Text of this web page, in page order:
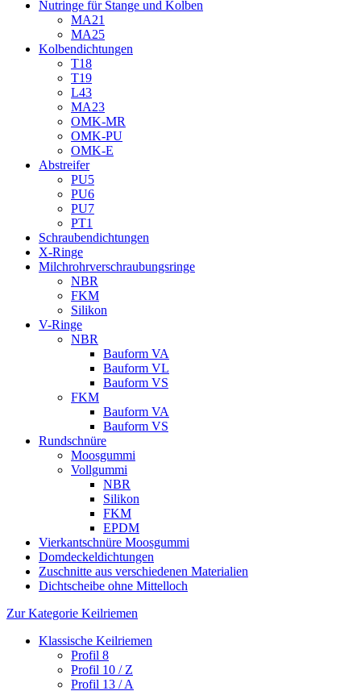
Nutringe für Stange und Kolben
MA21
MA25
Kolbendichtungen
T18
T19
L43
MA23
OMK-MR
OMK-PU
OMK-E
Abstreifer
PU5
PU6
PU7
PT1
Schraubendichtungen
X-Ringe
Milchrohrverschraubungsringe
NBR
FKM
Silikon
V-Ringe
NBR
Bauform VA
Bauform VL
Bauform VS
FKM
Bauform VA
Bauform VS
Rundschnüre
Moosgummi
Vollgummi
NBR
Silikon
FKM
EPDM
Vierkantschnüre Moosgummi
Domdeckeldichtungen
Zuschnitte aus verschiedenen Materialien
Dichtscheibe ohne Mittelloch
Zur Kategorie Keilriemen
Klassische Keilriemen
Profil 8
Profil 10 / Z
Profil 13 / A